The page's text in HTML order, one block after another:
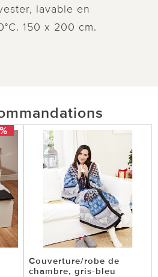
lavable en
150 x 200 cm.
Couverture/robe de
chambre, gris-bleu